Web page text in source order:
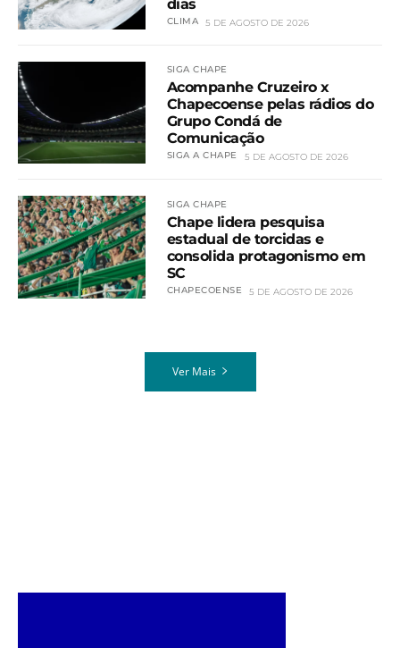
dias
CLIMA 5 DE AGOSTO DE 2026
SIGA CHAPE
Acompanhe Cruzeiro x
Chapecoense pelas rádios do
Grupo Condá de
Comunicação
SIGA A CHAPE 5 DE AGOSTO DE 2026
SIGA CHAPE
Chape lidera pesquisa
estadual de torcidas e
consolida protagonismo em
SC
CHAPECOENSE 5 DE AGOSTO DE 2026
Ver Mais